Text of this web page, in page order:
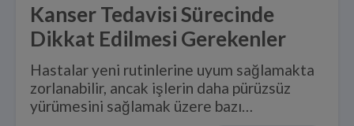
Kanser Tedavisi Sürecinde
Dikkat Edilmesi Gerekenler
Hastalar yeni rutinlerine uyum sağlamakta
zorlanabilir, ancak işlerin daha pürüzsüz
yürümesini sağlamak üzere bazı